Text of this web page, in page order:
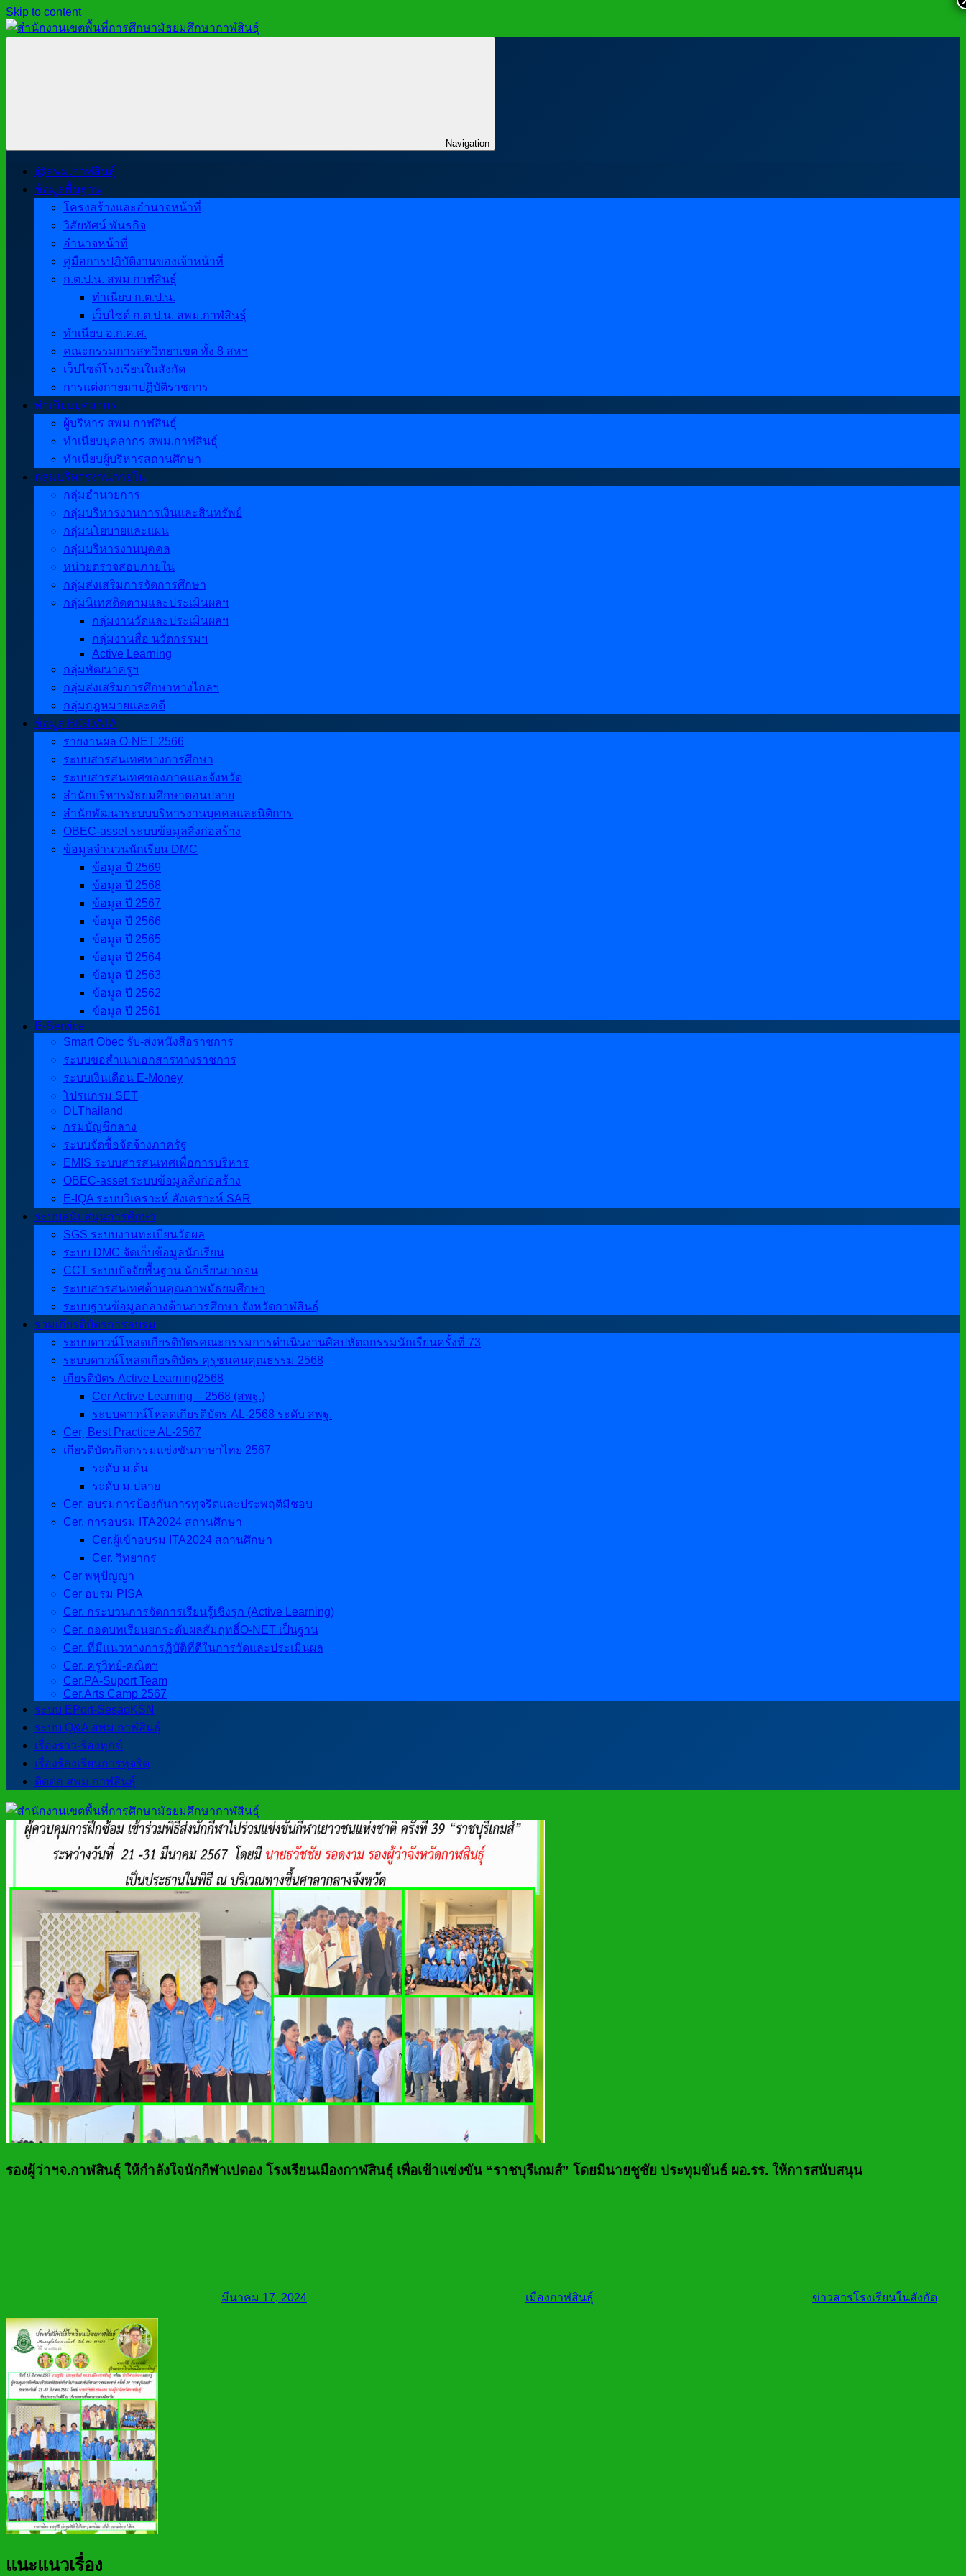
Skip to content
มัธยมศึกษา
กาฬสินธุ์
ศึกษา
มัธยมศึกษา
กาฬสินธุ์
Navigation
@สพม.กาฬสินธุ์
ข้อมูลพื้นฐาน
โครงสร้างและอำนาจหน้าที่
วิสัยทัศน์ พันธกิจ
อำนาจหน้าที่
คู่มือการปฏิบัติงานของเจ้าหน้าที่
ก.ต.ป.น. สพม.กาฬสินธุ์
ทำเนียบ ก.ต.ป.น.
เว็บไซต์ ก.ต.ป.น. สพม.กาฬสินธุ์
ทำเนียบ อ.ก.ค.ศ.
คณะกรรมการสหวิทยาเขต ทั้ง 8 สหฯ
เว็ปไซต์โรงเรียนในสังกัด
การแต่งกายมาปฏิบัติราชการ
ทำเนียบบุคลากร
ผู้บริหาร สพม.กาฬสินธุ์
ทำเนียบบุคลากร สพม.กาฬสินธุ์
ทำเนียบผู้บริหารสถานศึกษา
กลุ่มบริหารงานภายใน
กลุ่มอำนวยการ
กลุ่มบริหารงานการเงินและสินทรัพย์
กลุ่มนโยบายและแผน
กลุ่มบริหารงานบุคคล
หน่วยตรวจสอบภายใน
กลุ่มส่งเสริมการจัดการศึกษา
กลุ่มนิเทศติดตามและประเมินผลฯ
กลุ่มงานวัดและประเมินผลฯ
กลุ่มงานสื่อ นวัตกรรมฯ
Active Learning
กลุ่มพัฒนาครูฯ
กลุ่มส่งเสริมการศึกษาทางไกลฯ
กลุ่มกฎหมายและคดี
ข้อมูล BIGDATA
รายงานผล O-NET 2566
ระบบสารสนเทศทางการศึกษา
ระบบสารสนเทศของภาคและจังหวัด
สำนักบริหารมัธยมศึกษาตอนปลาย
สำนักพัฒนาระบบบริหารงานบุคคลและนิติการ
OBEC-asset ระบบข้อมูลสิ่งก่อสร้าง
ข้อมูลจำนวนนักเรียน DMC
ข้อมูล ปี 2569
ข้อมูล ปี 2568
ข้อมูล ปี 2567
ข้อมูล ปี 2566
ข้อมูล ปี 2565
ข้อมูล ปี 2564
ข้อมูล ปี 2563
ข้อมูล ปี 2562
ข้อมูล ปี 2561
E-Service
Smart Obec รับ-ส่งหนังสือราชการ
ระบบขอสำเนาเอกสารทางราชการ
ระบบเงินเดือน E-Money
โปรแกรม SET
DLThailand
กรมบัญชีกลาง
ระบบจัดซื้อจัดจ้างภาครัฐ
EMIS ระบบสารสนเทศเพื่อการบริหาร
OBEC-asset ระบบข้อมูลสิ่งก่อสร้าง
E-IQA ระบบวิเคราะห์ สังเคราะห์ SAR
ระบบสนับสนุนการศึกษา
SGS ระบบงานทะเบียนวัดผล
ระบบ DMC จัดเก็บข้อมูลนักเรียน
CCT ระบบปัจจัยพื้นฐาน นักเรียนยากจน
ระบบสารสนเทศด้านคุณภาพมัธยมศึกษา
ระบบฐานข้อมูลกลางด้านการศึกษา จังหวัดกาฬสินธุ์
รวมเกียรติบัตรการอบรม
ระบบดาวน์โหลดเกียรติบัตรคณะกรรมการดำเนินงานศิลปหัตถกรรมนักเรียนครั้งที่ 73
ระบบดาวน์โหลดเกียรติบัตร คุรุชนคนคุณธรรม 2568
เกียรติบัตร Active Learning2568
Cer Active Learning – 2568 (สพฐ.)
ระบบดาวน์โหลดเกียรติบัตร AL-2568 ระดับ สพฐ.
Cer ฺ Best Practice AL-2567
เกียรติบัตรกิจกรรมแข่งขันภาษาไทย 2567
ระดับ ม.ต้น
ระดับ ม.ปลาย
Cer. อบรมการป้องกันการทุจริตและประพฤติมิชอบ
Cer. การอบรม ITA2024 สถานศึกษา
Cer.ผู้เข้าอบรม ITA2024 สถานศึกษา
Cer. วิทยากร
Cer พหุปัญญา
Cer อบรม PISA
Cer. กระบวนการจัดการเรียนรู้เชิงรุก (Active Learning)
Cer. ถอดบทเรียนยกระดับผลสัมฤทธิ์O-NET เป็นฐาน
Cer. ที่มีแนวทางการฏิบัติที่ดีในการวัดและประเมินผล
Cer. ครูวิทย์-คณิตฯ
Cer.PA-Suport Team
Cer.Arts Camp 2567
ระบบ EPort-SesaoKSN
ระบบ Q&A สพม.กาฬสินธุ์
เรื่องราว-ร้องทุกข์
เรื่องร้องเรียนการทุจริต
ติดต่อ สพม.กาฬสินธุ์
รองผู้ว่าฯจ.กาฬสินธุ์ ให้กำลังใจนักกีฬาเปตอง โรงเรียนเมืองกาฬสินธุ์ เพื่อเข้าแข่งขัน “ราชบุรีเกมส์” โดยมีนายชูชัย ประทุมขันธ์ ผอ.รร. ให้การสนับสนุน
มีนาคม 17, 2024 เมืองกาฬสินธุ์ ข่าวสารโรงเรียนในสังกัด
แนะแนวเรื่อง